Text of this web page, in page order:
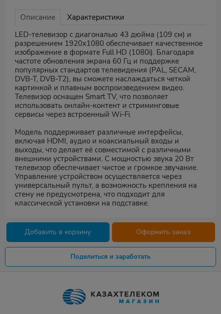
Описание
Характеристики
LED-телевизор с диагональю 43 дюйма (109 см) и
разрешением 1920x1080 обеспечивает качественное
изображение в формате Full HD (1080i). Благодаря
частоте обновления экрана 60 Гц и поддержке
популярных стандартов телевидения (PAL, SECAM,
DVB-T, DVB-T2), вы сможете наслаждаться четкой
картинкой и плавным воспроизведением видео.
Телевизор оснащен Smart TV, что позволяет
использовать онлайн-контент и стриминговые
сервисы через встроенный Wi-Fi.
Модель поддерживает различные интерфейсы,
включая HDMI, аудио и коаксиальный входы и
выходы, что делает её совместимой с различными
внешними устройствами. С мощностью звука 20 Вт
телевизор обеспечивает чистое и громкое звучание.
Управление устройством осуществляется через
универсальный пульт, а возможность крепления на
стену не предусмотрена, что подходит для
классической установки на подставке.
Добавить в корзину Оформить заказ
Поделиться и заработать